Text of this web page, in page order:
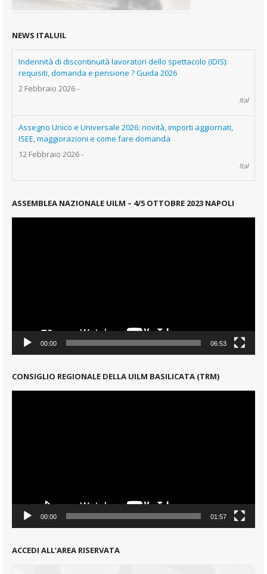
NEWS ITALUIL
Indennità di discontinuità lavoratori dello spettacolo (IDIS):
requisiti, domanda e pensione ? Guida 2026
2 Febbraio 2026-
Ital
Assegno Unico e Universale 2026: novità, importi aggiornati,
ISEE, maggiorazioni e come fare domanda
12 Febbraio 2026-
Ital
ASSEMBLEA NAZIONALE UILM – 4/5 OTTOBRE 2023 NAPOLI
00:00 06:53
CONSIGLIO REGIONALE DELLA UILM BASILICATA (TRM)
00:00 01:57
ACCEDI ALL’AREA RISERVATA